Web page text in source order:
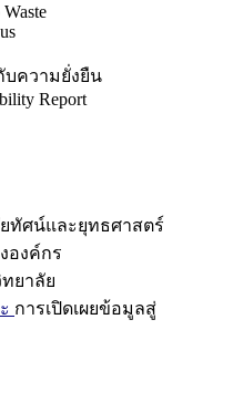
บความยั่งยืน
Report
ทัศน์และยุทธศาสตร์
องค์กร
ยาลัย
การเปิดเผยข้อมูลสู่